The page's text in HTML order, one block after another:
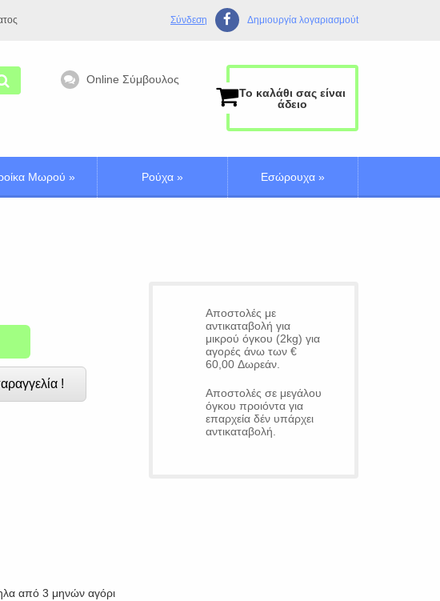
Σύνδεση Δημιουργία λογαριασμούt
Online Σύμβουλος
Το καλάθι σας είναι
άδειο
Μωρού » Ρούχα » Εσώρουχα »
!
από 3 μηνών αγόρι
Αποστολές με
αντικαταβολή για
μικρού όγκου (2kg) για
αγορές άνω των €
60,00 Δωρεάν.
Αποστολές σε μεγάλου
όγκου προιόντα για
επαρχεία δέν υπάρχει
αντικαταβολή.